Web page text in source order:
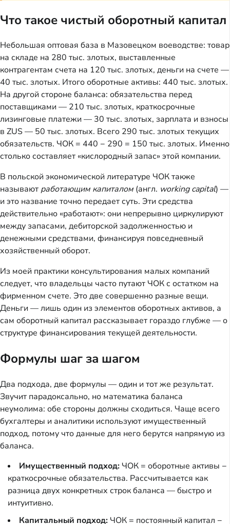
Что такое чистый оборотный капитал
Небольшая оптовая база в Мазовецком воеводстве: товар
на складе на 280 тыс. злотых, выставленные
контрагентам счета на 120 тыс. злотых, деньги на счете —
40 тыс. злотых. Итого оборотные активы: 440 тыс. злотых.
На другой стороне баланса: обязательства перед
поставщиками — 210 тыс. злотых, краткосрочные
лизинговые платежи — 30 тыс. злотых, зарплата и взносы
в ZUS — 50 тыс. злотых. Всего 290 тыс. злотых текущих
обязательств. ЧОК = 440 − 290 = 150 тыс. злотых. Именно
столько составляет «кислородный запас» этой компании.
В польской экономической литературе ЧОК также
называют работающим капиталом (англ. working capital) —
и это название точно передает суть. Эти средства
действительно «работают»: они непрерывно циркулируют
между запасами, дебиторской задолженностью и
денежными средствами, финансируя повседневный
хозяйственный оборот.
Из моей практики консультирования малых компаний
следует, что владельцы часто путают ЧОК с остатком на
фирменном счете. Это две совершенно разные вещи.
Деньги — лишь один из элементов оборотных активов, а
сам оборотный капитал рассказывает гораздо глубже — о
структуре финансирования текущей деятельности.
Формулы шаг за шагом
Два подхода, две формулы — один и тот же результат.
Звучит парадоксально, но математика баланса
неумолима: обе стороны должны сходиться. Чаще всего
бухгалтеры и аналитики используют имущественный
подход, потому что данные для него берутся напрямую из
баланса.
Имущественный подход: ЧОК = оборотные активы −
краткосрочные обязательства. Рассчитывается как
разница двух конкретных строк баланса — быстро и
интуитивно.
Капитальный подход: ЧОК = постоянный капитал −